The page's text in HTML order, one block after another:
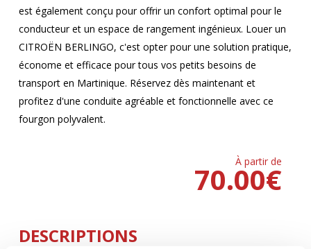
est également conçu pour offrir un confort optimal pour le
conducteur et un espace de rangement ingénieux. Louer un
CITROËN BERLINGO, c'est opter pour une solution pratique,
économe et efficace pour tous vos petits besoins de
transport en Martinique. Réservez dès maintenant et
profitez d'une conduite agréable et fonctionnelle avec ce
fourgon polyvalent.
À partir de
€
70.00
DESCRIPTIONS